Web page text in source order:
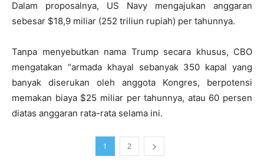
Dalam proposalnya, US Navy mengajukan anggaran
sebesar $18,9 miliar (252 triliun rupiah) per tahunnya.
Tanpa menyebutkan nama Trump secara khusus, CBO
mengatakan “armada khayal sebanyak 350 kapal yang
banyak diserukan oleh anggota Kongres, berpotensi
memakan biaya $25 miliar per tahunnya, atau 60 persen
diatas anggaran rata-rata selama ini.
1 2